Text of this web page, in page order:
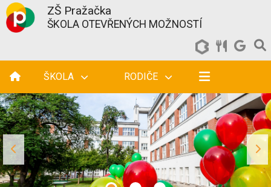
ZŠ Pražačka
ŠKOLA OTEVŘENÝCH MOŽNOSTÍ
ŠKOLA RODIČE